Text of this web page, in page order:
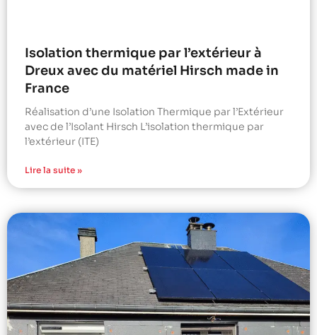
Isolation thermique par l’extérieur à
Dreux avec du matériel Hirsch made in
France
Réalisation d’une Isolation Thermique par l’Extérieur
avec de l’Isolant Hirsch L’isolation thermique par
l’extérieur (ITE)
Lire la suite »